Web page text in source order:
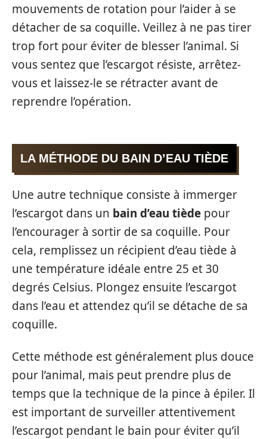
mouvements de rotation pour l’aider à se
détacher de sa coquille. Veillez à ne pas tirer
trop fort pour éviter de blesser l’animal. Si
vous sentez que l’escargot résiste, arrêtez-
vous et laissez-le se rétracter avant de
reprendre l’opération.
LA MÉTHODE DU BAIN D’EAU TIÈDE
Une autre technique consiste à immerger
l’escargot dans un bain d’eau tiède pour
l’encourager à sortir de sa coquille. Pour
cela, remplissez un récipient d’eau tiède à
une température idéale entre 25 et 30
degrés Celsius. Plongez ensuite l’escargot
dans l’eau et attendez qu’il se détache de sa
coquille.
Cette méthode est généralement plus douce
pour l’animal, mais peut prendre plus de
temps que la technique de la pince à épiler. Il
est important de surveiller attentivement
l’escargot pendant le bain pour éviter qu’il